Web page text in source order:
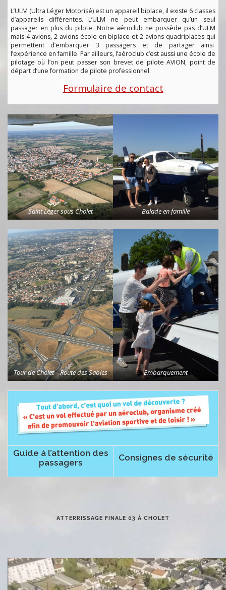
L’ULM (Ultra Léger Motorisé) est un appareil biplace, il existe 6 classes
d’appareils différentes. L’ULM ne peut embarquer qu’un seul
passager en plus du pilote. Notre aéroclub ne possède pas d’ULM
mais 4 avions, 2 avions école en biplace et 2 avions quadriplaces qui
permettent d’embarquer 3 passagers et de partager ainsi
l’expérience en famille. Par ailleurs, l’aéroclub c’est aussi une école de
pilotage où l’on peut passer son brevet de pilote AVION, point de
départ d’une formation de pilote professionnel.
Formulaire de contact
Saint Léger sous Cholet Balade en famille
Tour de Cholet – Route des Sables Embarquement
Guide à l’attention des
passagers
Consignes de sécurité
ATTERRISSAGE FINALE 03 À CHOLET